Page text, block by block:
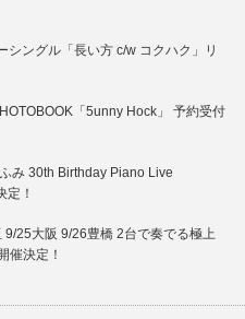
シングル「長い方 c/w コクハク」リ
「5unny Hock」 予約受付
み 30th Birthday Piano Live
定！
9/25大阪 9/26豊橋 2台で奏でる極上
催決定！